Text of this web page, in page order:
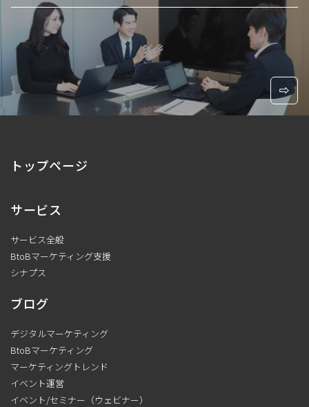
トップページ
サービス
サービス全般
BtoBマーケティング支援
シナプス
ブログ
デジタルマーケティング
BtoBマーケティング
マーケティングトレンド
イベント運営
イベント/セミナー（ウェビナー）